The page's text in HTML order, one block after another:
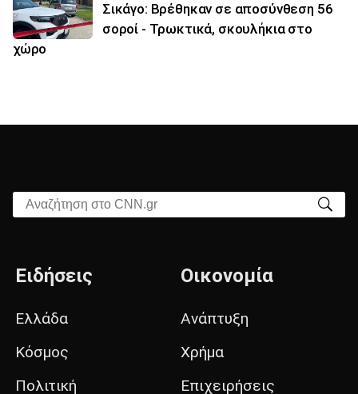
Σικάγο: Βρέθηκαν σε αποσύνθεση 56
σοροί - Τρωκτικά, σκουλήκια στο
χώρο
Αναζήτηση στο CNN.gr
Ειδήσεις
Ελλάδα
Κόσμος
Πολιτική
Οικονομία
Ανάπτυξη
Χρήμα
Επιχειρήσεις